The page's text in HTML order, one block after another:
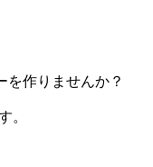
を作りませんか？
。